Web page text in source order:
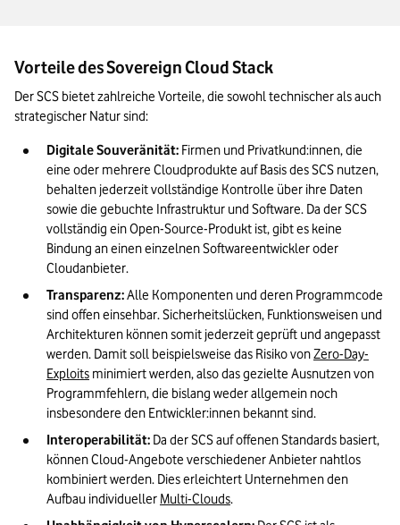
Vorteile des Sovereign Cloud Stack
Der SCS bietet zahlreiche Vorteile, die sowohl technischer als auch
strategischer Natur sind:
Digitale Souveränität: Firmen und Privatkund:innen, die
eine oder mehrere Cloudprodukte auf Basis des SCS nutzen,
behalten jederzeit vollständige Kontrolle über ihre Daten
sowie die gebuchte Infrastruktur und Software. Da der SCS
vollständig ein Open-Source-Produkt ist, gibt es keine
Bindung an einen einzelnen Softwareentwickler oder
Cloudanbieter.
Transparenz: Alle Komponenten und deren Programmcode
sind offen einsehbar. Sicherheitslücken, Funktionsweisen und
Architekturen können somit jederzeit geprüft und angepasst
werden. Damit soll beispielsweise das Risiko von Zero-Day-
Exploits minimiert werden, also das gezielte Ausnutzen von
Programmfehlern, die bislang weder allgemein noch
insbesondere den Entwickler:innen bekannt sind.
Interoperabilität: Da der SCS auf offenen Standards basiert,
können Cloud-Angebote verschiedener Anbieter nahtlos
kombiniert werden. Dies erleichtert Unternehmen den
Aufbau individueller Multi-Clouds.